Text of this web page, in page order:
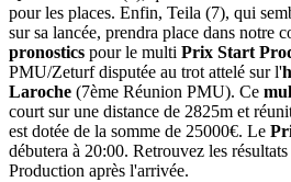
pour les places. Enfin, Teila (7), qui
sur sa lancée, prendra place dans notre
pronostics pour le multi Prix Start
PMU/Zeturf disputée au trot attelé sur l'
Laroche (7ème Réunion PMU). Ce
court sur une distance de 2825m et
est dotée de la somme de 25000€. Le
débutera à 20:00. Retrouvez les
Production après l'arrivée.